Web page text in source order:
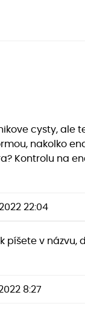
cysty, ale
nakolko
Kontrolu na
22:04
píšete v názvu,
8:27